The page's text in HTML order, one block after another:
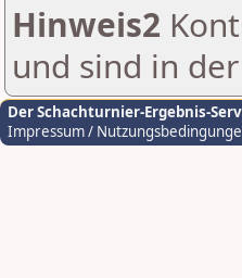
Hinweis2
und sind in
Der Schachturnier-Ergebnis-
Impressum /